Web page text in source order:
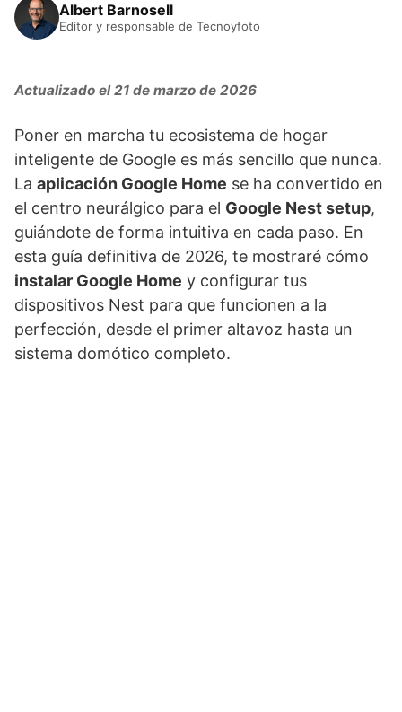
Albert Barnosell
Editor y responsable de Tecnoyfoto
Actualizado el 21 de marzo de 2026
Poner en marcha tu ecosistema de hogar
inteligente de Google es más sencillo que nunca.
La aplicación Google Home se ha convertido en
el centro neurálgico para el Google Nest setup,
guiándote de forma intuitiva en cada paso. En
esta guía definitiva de 2026, te mostraré cómo
instalar Google Home y configurar tus
dispositivos Nest para que funcionen a la
perfección, desde el primer altavoz hasta un
sistema domótico completo.